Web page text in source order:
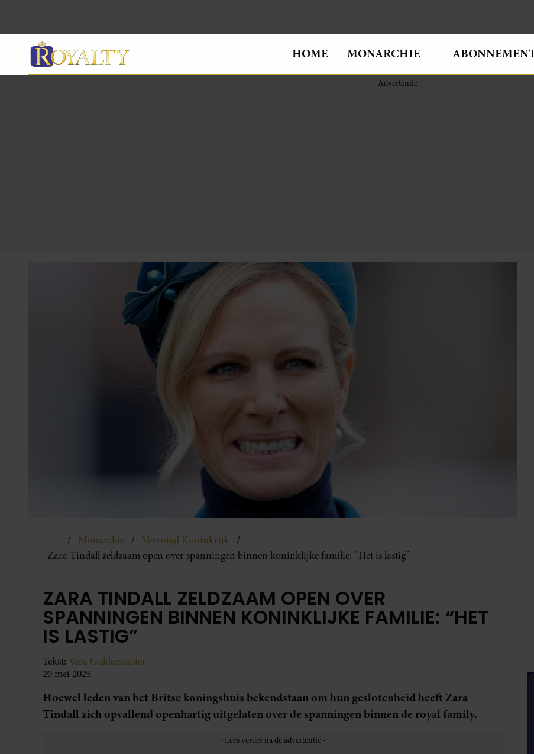
HOME MONARCHIE
Monarchie
Verenigd Koninkrijk
Zara Tindall zeldzaam open over spanningen binnen koninklijke familie: “Het is lastig”
ZARA TINDALL ZELDZAAM OPEN OVER
SPANNINGEN BINNEN KONINKLIJKE FAMILIE: “HET
IS LASTIG”
Tekst: Vera Guldemeester
20 mei 2025
Hoewel leden van het Britse koningshuis bekendstaan om hun geslotenheid heeft Zara
Tindall zich opvallend openhartig uitgelaten over de spanningen binnen de royal family.